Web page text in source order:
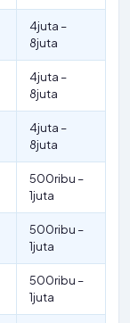
4juta –
8juta
4juta –
8juta
4juta –
8juta
500ribu –
1juta
500ribu –
1juta
500ribu –
1juta